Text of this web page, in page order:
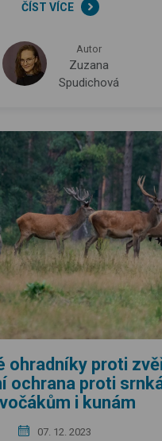
ČÍST VÍCE
Autor
Zuzana
Spudichová
ohradníky proti
ochrana proti
i kunám
07. 12. 2023